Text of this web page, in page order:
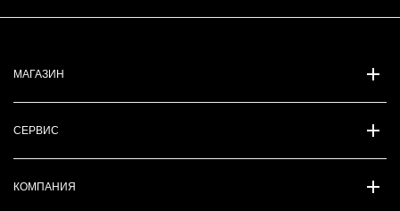
МАГАЗИН
СЕРВИС
КОМПАНИЯ